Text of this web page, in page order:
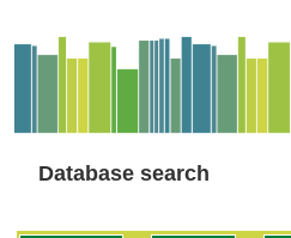
Database search